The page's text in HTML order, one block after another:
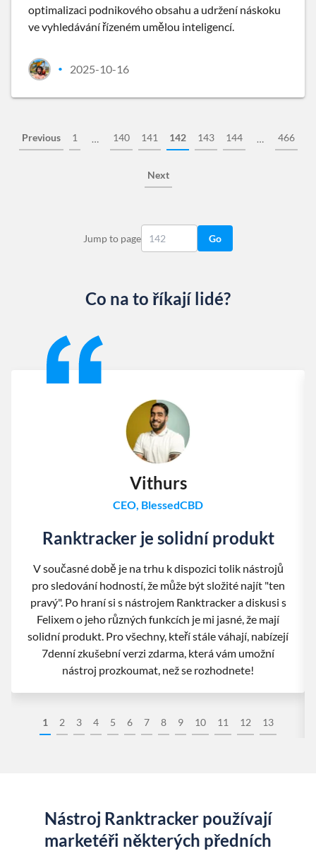
optimalizaci podnikového obsahu a udržení náskoku
ve vyhledávání řízeném umělou inteligencí.
• 2025-10-16
Previous 1 … 140 141 142 143 144 … 466
Next
Jump to page Go
Co na to říkají lidé?
1 2 3 4 5 6 7 8 9 10 11 12 13
Vithurs
CEO, BlessedCBD
Ranktracker je solidní produkt
V současné době je na trhu k dispozici tolik nástrojů
pro sledování hodností, že může být složité najít "ten
pravý". Po hraní si s nástrojem Ranktracker a diskusi s
Felixem o jeho různých funkcích je mi jasné, že mají
solidní produkt. Pro všechny, kteří stále váhají, nabízejí
7denní zkušební verzi zdarma, která vám umožní
nástroj prozkoumat, než se rozhodnete!
Nástroj Ranktracker používají
marketéři některých předních